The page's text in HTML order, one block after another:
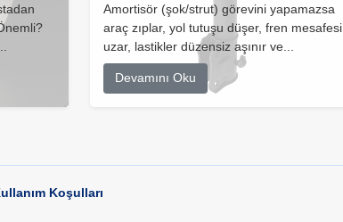
Amortisör (şok/strut) görevini yapamazsa
araç zıplar, yol tutuşu düşer, fren mesafesi
uzar, lastikler düzensiz aşınır ve...
Devamını Oku
Koşulları